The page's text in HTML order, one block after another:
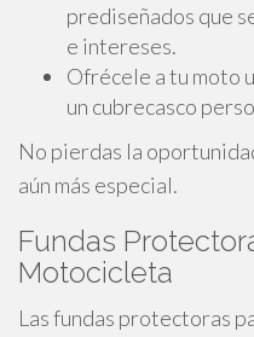
prediseñados que
e intereses.
Ofrécele a tu moto
un cubrecasco
No pierdas la
aún más especial.
Fundas
Motocicleta
Las fundas protectoras